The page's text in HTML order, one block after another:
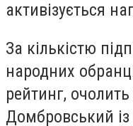
активізується
За кількістю
народних
рейтинг,
Домбровський